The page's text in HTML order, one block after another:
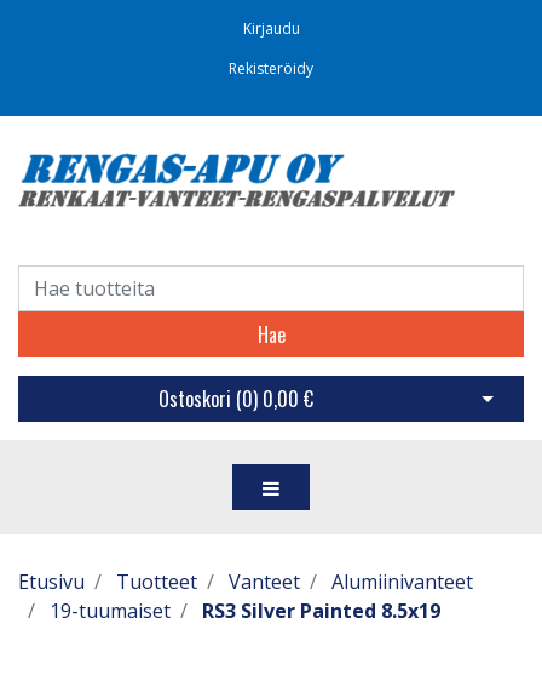
Kirjaudu
Rekisteröidy
Hae
Ostoskori (0) 0,00 € Avaa
Etusivu Tuotteet Vanteet
Alumiinivanteet
19-tuumaiset
RS3 Silver Painted 8.5x19